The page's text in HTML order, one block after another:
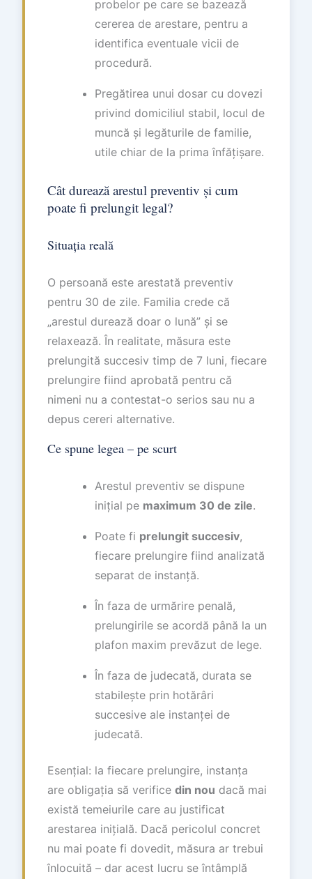
probelor pe care se bazează
cererea de arestare, pentru a
identifica eventuale vicii de
procedură.
Pregătirea unui dosar cu dovezi
privind domiciliul stabil, locul de
muncă și legăturile de familie,
utile chiar de la prima înfățișare.
Cât durează arestul preventiv și cum
poate fi prelungit legal?
Situația reală
O persoană este arestată preventiv
pentru 30 de zile. Familia crede că
„arestul durează doar o lună” și se
relaxează. În realitate, măsura este
prelungită succesiv timp de 7 luni, fiecare
prelungire fiind aprobată pentru că
nimeni nu a contestat-o serios sau nu a
depus cereri alternative.
Ce spune legea – pe scurt
Arestul preventiv se dispune
inițial pe maximum 30 de zile.
Poate fi prelungit succesiv,
fiecare prelungire fiind analizată
separat de instanță.
În faza de urmărire penală,
prelungirile se acordă până la un
plafon maxim prevăzut de lege.
În faza de judecată, durata se
stabilește prin hotărâri
succesive ale instanței de
judecată.
Esențial: la fiecare prelungire, instanța
are obligația să verifice din nou dacă mai
există temeiurile care au justificat
arestarea inițială. Dacă pericolul concret
nu mai poate fi dovedit, măsura ar trebui
înlocuită – dar acest lucru se întâmplă